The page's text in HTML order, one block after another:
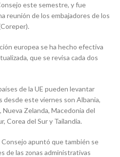
este semestre, y fue
reunión de los embajadores de los
europea se ha hecho efectiva
que se revisa cada dos
de la UE pueden levantar
este viernes son Albania,
Zelanda, Macedonia del
Corea del Sur y Tailandia.
apuntó que también se
de las zonas administrativas